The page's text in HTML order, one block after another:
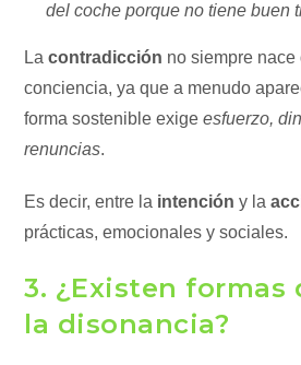
del coche porque no tiene buen
Lacontradicción no siempre nace
conciencia, ya que a menudo
forma sostenible exigeesfuerzo,
renuncias.
Es decir, entre la intención y la
prácticas, emocionales y sociales.
3. ¿Existen formas
la disonancia?